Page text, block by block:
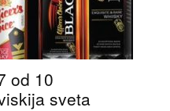
od 10
sveta